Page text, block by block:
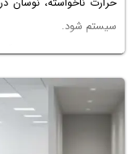
سیستم شود.
در بسیاری از موارد،
اصلاح چند اتصال لحیم
می‌دهد که کیفیت
به صورت تحلیلی بررسی
می‌تواند به افزایش عمر